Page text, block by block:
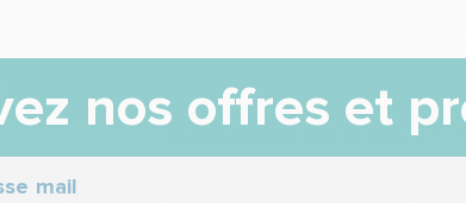
nos offres et